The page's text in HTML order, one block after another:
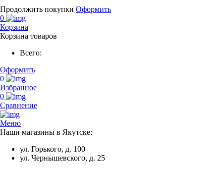
Продолжить покупки Оформить
0
Корзина
Корзина товаров
Всего:
Оформить
0
Избранное
0
Сравнение
Меню
Наши магазины в Якутске:
ул. Горького, д. 100
ул. Чернышевского, д. 25